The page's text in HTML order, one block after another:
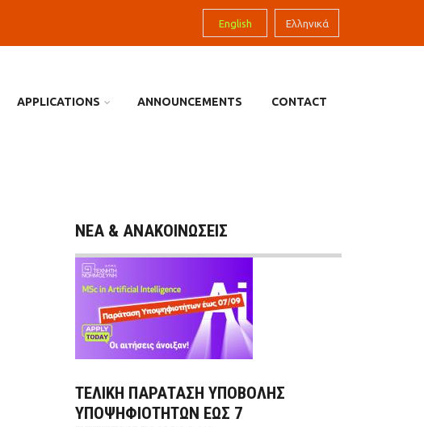
English Ελληνικά
APPLICATIONS ANNOUNCEMENTS CONTACT
ΝΕΑ & ΑΝΑΚΟΙΝΩΣΕΙΣ
ΤΕΛΙΚΗ ΠΑΡΑΤΑΣΗ ΥΠΟΒΟΛΗΣ
ΥΠΟΨΗΦΙΟΤΗΤΩΝ ΕΩΣ 7